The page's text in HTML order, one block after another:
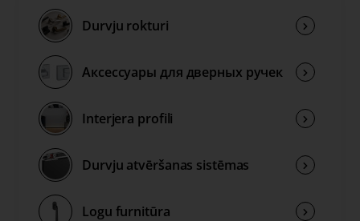
Durvju rokturi
Аксессуары для дверных ручек
Interjera profili
Durvju atvēršanas sistēmas
Logu furnitūra